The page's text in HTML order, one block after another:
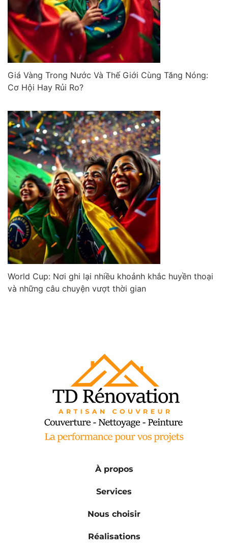
Giá Vàng Trong Nước Và Thế Giới Cùng Tăng Nóng:
Cơ Hội Hay Rủi Ro?
World Cup: Nơi ghi lại nhiều khoảnh khắc huyền thoại
và những câu chuyện vượt thời gian
À propos
Services
Nous choisir
Réalisations